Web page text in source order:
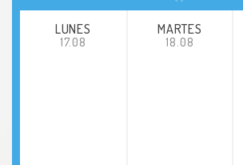
LUNES
17.08
MARTES
18.08